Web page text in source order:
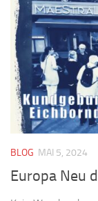
BLOG MAI 5, 2024
Europa Neu